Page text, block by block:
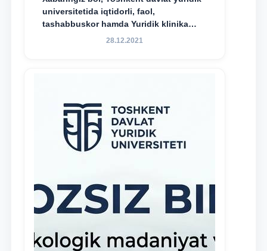
universitetida iqtidorli, faol,
tashabbuskor hamda Yuridik klinika
faoliyatida o‘z bilim va ko‘nikmalarini
28.12.2021